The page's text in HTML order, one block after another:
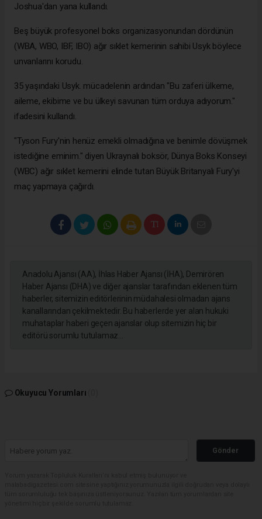
Joshua'dan yana kullandı.
Beş büyük profesyonel boks organizasyonundan dördünün
(WBA, WBO, IBF, IBO) ağır sıklet kemerinin sahibi Usyk böylece
unvanlarını korudu.
35 yaşındaki Usyk. mücadelenin ardından "Bu zaferi ülkeme,
aileme, ekibime ve bu ülkeyi savunan tüm orduya adıyorum."
ifadesini kullandı.
"Tyson Fury'nin henüz emekli olmadığına ve benimle dövüşmek
istediğine eminim." diyen Ukraynalı boksör, Dünya Boks Konseyi
(WBC) ağır sıklet kemerini elinde tutan Büyük Britanyalı Fury'yi
maç yapmaya çağırdı.
Anadolu Ajansı (AA), İhlas Haber Ajansı (İHA), Demirören
Haber Ajansı (DHA) ve diğer ajanslar tarafından eklenen tüm
haberler, sitemizin editörlerinin müdahalesi olmadan ajans
kanallarından çekilmektedir. Bu haberlerde yer alan hukuki
muhataplar haberi geçen ajanslar olup sitemizin hiç bir
editörü sorumlu tutulamaz...
Okuyucu Yorumları
Gönder